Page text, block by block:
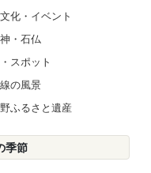
化・イベント
・石仏
スポット
の風景
ふるさと遺産
季節